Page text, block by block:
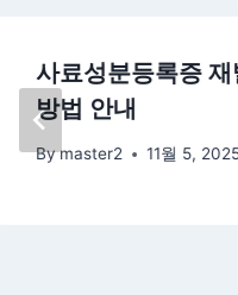
사료성분등록증 재
방법 안내
Bymaster2 11월 5,